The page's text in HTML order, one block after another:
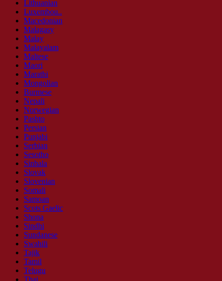
Lithuanian
Luxembou..
Macedonian
Malagasy
Malay
Malayalam
Maltese
Maori
Marathi
Mongolian
Burmese
Nepali
Norwegian
Pashto
Persian
Punjabi
Serbian
Sesotho
Sinhala
Slovak
Slovenian
Somali
Samoan
Scots Gaelic
Shona
Sindhi
Sundanese
Swahili
Tajik
Tamil
Telugu
Thai